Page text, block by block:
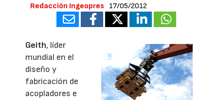
Redacción Ingeopres 17/05/2012
Geith, líder
mundial en el
diseño y
fabricación de
acopladores e